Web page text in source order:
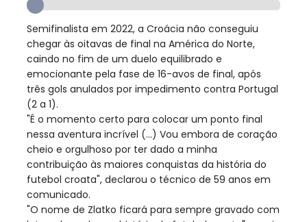
Semifinalista em 2022, a Croácia não conseguiu
chegar às oitavas de final na América do Norte,
caindo no fim de um duelo equilibrado e
emocionante pela fase de 16-avos de final, após
três gols anulados por impedimento contra Portugal
(2 a 1).
"É o momento certo para colocar um ponto final
nessa aventura incrível (...) Vou embora de coração
cheio e orgulhoso por ter dado a minha
contribuição às maiores conquistas da história do
futebol croata", declarou o técnico de 59 anos em
comunicado.
"O nome de Zlatko ficará para sempre gravado com